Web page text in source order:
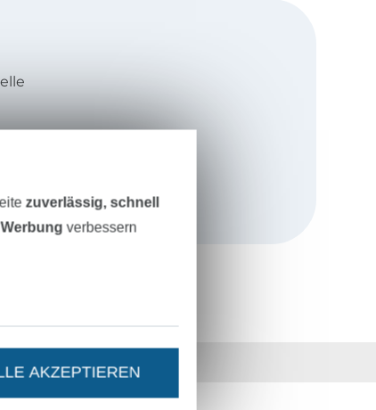
36 Jahre Erfahrung
zuverlässig, schnell
verbessern
AKZEPTIEREN